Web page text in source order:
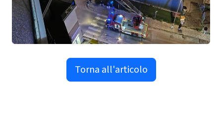
Torna all'articolo